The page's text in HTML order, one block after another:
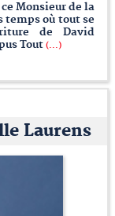
Monsieur de la
où tout se
de David
Tout (...)
Laurens